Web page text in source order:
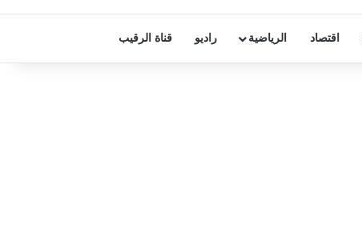
اقتصاد الرياضية راديو قناة الرقيب